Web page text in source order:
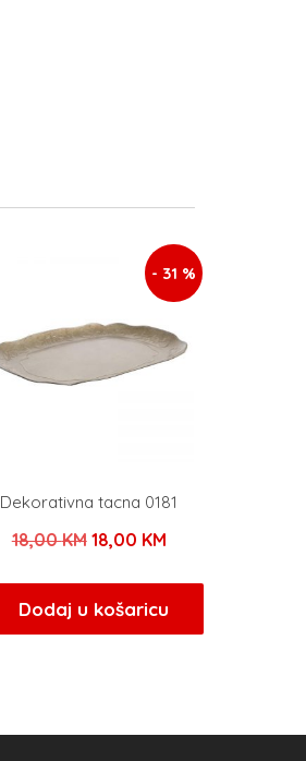
- 31 %
Dekorativna tacna 0181
18,00KM Izvorna
bila
je:
18,00 KMTrenutna
je:
18,00 KM.
Dodaj u košaricu